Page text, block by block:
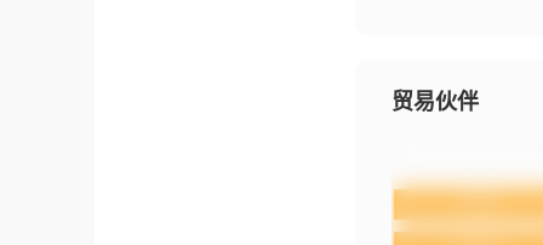
贸易伙伴